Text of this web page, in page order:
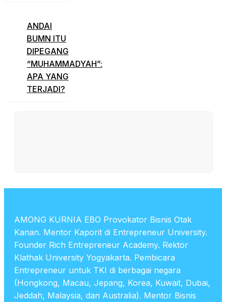
ANDAI
BUMN ITU
DIPEGANG
“MUHAMMADYAH”:
APA YANG
TERJADI?
AMONG KURNIA EBO Provokator Bisnis Otak
Kanan. Mentor Kaporit di Entrepreneur University.
Founder Rich Entrepreneur Academy. Rektor
Klathak University Yogyakarta. Pembicara
Entrepreneur untuk TKI di berbagai negara
(Hongkong, Macau, Jepang, Korea, Kuwait, Dubai,
Jeddah, Malaysia, dan Australia). Mentor Bisnis